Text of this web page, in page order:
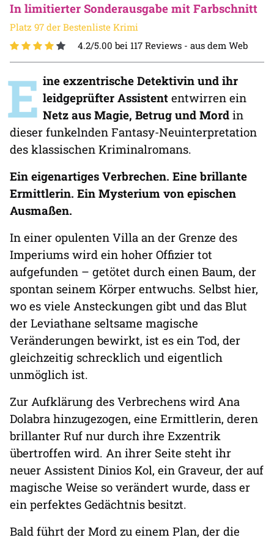
In limitierter Sonderausgabe mit Farbschnitt
Platz 97 der Bestenliste Krimi
4.2/5.00 bei 117 Reviews - aus dem Web
E ine exzentrische Detektivin und ihr
leidgeprüfter Assistent entwirren ein
Netz aus Magie, Betrug und Mord in
dieser funkelnden Fantasy-Neuinterpretation
des klassischen Kriminalromans.
Ein eigenartiges Verbrechen. Eine brillante
Ermittlerin. Ein Mysterium von epischen
Ausmaßen.
In einer opulenten Villa an der Grenze des
Imperiums wird ein hoher Offizier tot
aufgefunden – getötet durch einen Baum, der
spontan seinem Körper entwuchs. Selbst hier,
wo es viele Ansteckungen gibt und das Blut
der Leviathane seltsame magische
Veränderungen bewirkt, ist es ein Tod, der
gleichzeitig schrecklich und eigentlich
unmöglich ist.
Zur Aufklärung des Verbrechens wird Ana
Dolabra hinzugezogen, eine Ermittlerin, deren
brillanter Ruf nur durch ihre Exzentrik
übertroffen wird. An ihrer Seite steht ihr
neuer Assistent Dinios Kol, ein Graveur, der auf
magische Weise so verändert wurde, dass er
ein perfektes Gedächtnis besitzt.
Bald führt der Mord zu einem Plan, der die